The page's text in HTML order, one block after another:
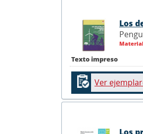
Texto impreso
Los
Ver